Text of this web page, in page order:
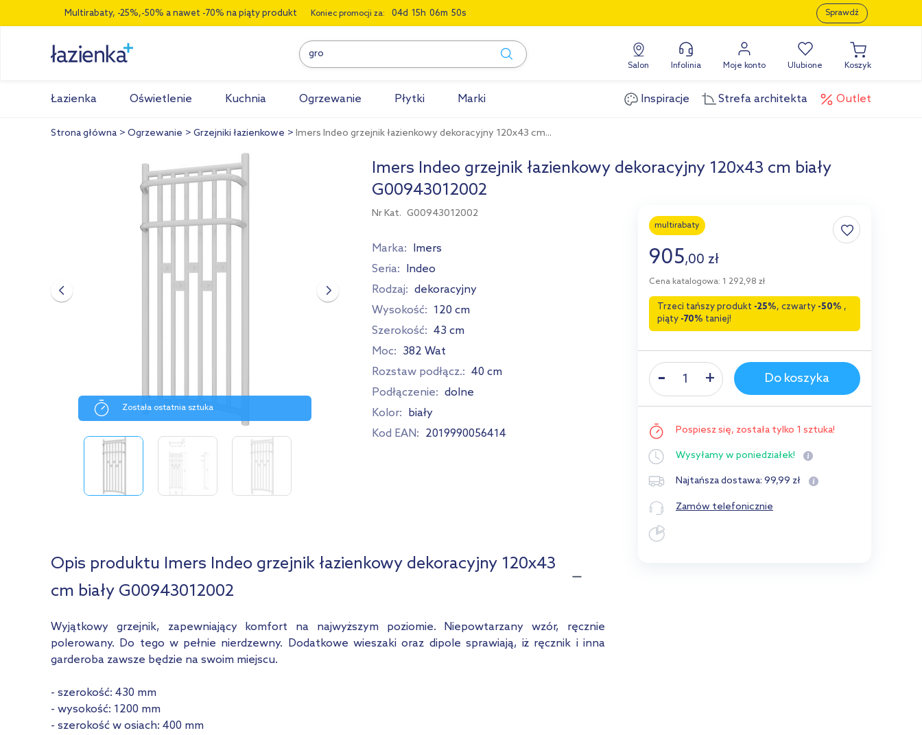
Multirabaty, -25%,-50% a nawet -70% na piąty produkt Koniec promocji za: 04 15 06 49 Sprawdź
Salon Infolinia Moje konto Ulubione Koszyk
Łazienka Oświetlenie Kuchnia Ogrzewanie Płytki Marki Inspiracje Strefa architekta Outlet
Strona główna Ogrzewanie Grzejniki łazienkowe Imers Indeo grzejnik łazienkowy dekoracyjny 120x43 cm...
Została ostatnia sztuka
Imers Indeo grzejnik łazienkowy dekoracyjny 120x43 cm biały
G00943012002
Nr Kat. G00943012002
Marka: Imers
Seria: Indeo
Rodzaj: dekoracyjny
Wysokość: 120 cm
Szerokość: 43 cm
Moc: 382 Wat
Rozstaw podłącz.: 40 cm
Podłączenie: dolne
Kolor: biały
Kod EAN: 2019990056414
multirabaty
905,00 zł
Cena katalogowa: 1 292,98 zł
Trzeci tańszy produkt -25%, czwarty -50% ,
piąty -70% taniej!
Do koszyka
Pospiesz się, została tylko 1 sztuka!
Wysyłamyw poniedziałek!
Najtańsza dostawa: 99,99 zł
Zamów telefonicznie
Opis produktu Imers Indeo grzejnik łazienkowy dekoracyjny 120x43
cm biały G00943012002
Wyjątkowy grzejnik, zapewniający komfort na najwyższym poziomie. Niepowtarzany wzór, ręcznie
polerowany. Do tego w pełnie nierdzewny. Dodatkowe wieszaki oraz dipole sprawiają, iż ręcznik i inna
garderoba zawsze będzie na swoim miejscu.
- szerokość: 430 mm
- wysokość: 1200 mm
- szerokość w osiach: 400 mm